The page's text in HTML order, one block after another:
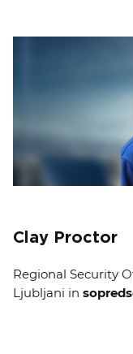
Clay Proctor
Regional Security
Ljubljani in